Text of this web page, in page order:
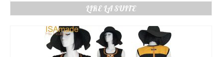
LIRE LA SUITE